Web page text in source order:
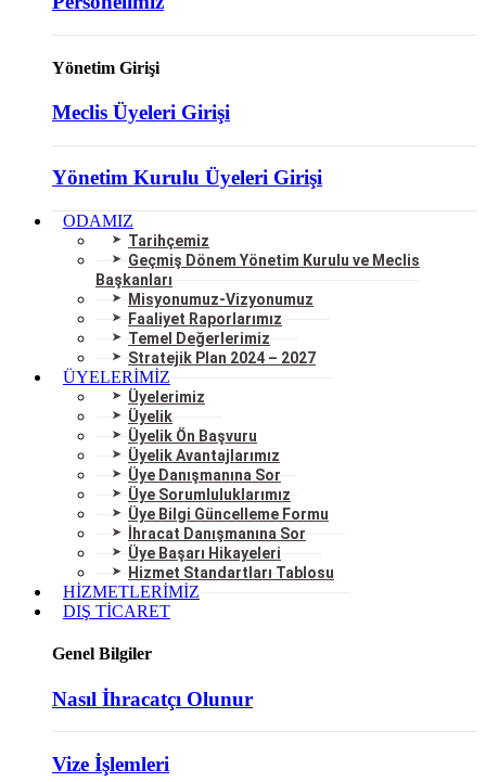
Yönetim Girişi
Meclis Üyeleri Girişi
Yönetim Kurulu Üyeleri Girişi
ODAMIZ
Tarihçemiz
Geçmiş Dönem Yönetim Kurulu ve Meclis
Başkanları
Misyonumuz-Vizyonumuz
Faaliyet Raporlarımız
Temel Değerlerimiz
Stratejik Plan 2024 – 2027
ÜYELERİMİZ
Üyelerimiz
Üyelik
Üyelik Ön Başvuru
Üyelik Avantajlarımız
Üye Danışmanına Sor
Üye Sorumluluklarımız
Üye Bilgi Güncelleme Formu
İhracat Danışmanına Sor
Üye Başarı Hikayeleri
Hizmet Standartları Tablosu
HİZMETLERİMİZ
DIŞ TİCARET
Genel Bilgiler
Nasıl İhracatçı Olunur
Vize İşlemleri